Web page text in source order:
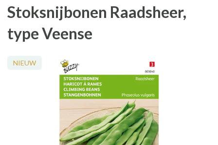
Vul hem met producten.
Stoksnijbonen Raadsheer,
type Veense
NIEUW